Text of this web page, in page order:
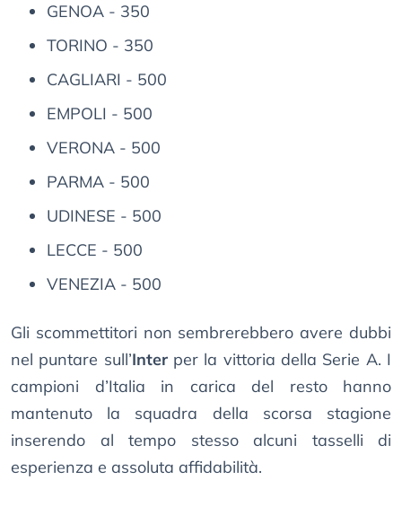
GENOA - 350
TORINO - 350
CAGLIARI - 500
EMPOLI - 500
VERONA - 500
PARMA - 500
UDINESE - 500
LECCE - 500
VENEZIA - 500
Gli scommettitori non sembrerebbero avere dubbi
nel puntare sull’Interper la vittoria della Serie A. I
campioni d’Italia in carica del resto hanno
mantenuto la squadra della scorsa stagione
inserendo al tempo stesso alcuni tasselli di
esperienza e assoluta affidabilità.